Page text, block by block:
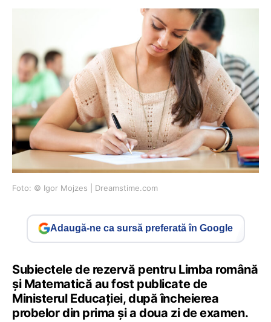
Foto: © Igor Mojzes | Dreamstime.com
Adaugă-ne ca sursă preferată în Google
Subiectele de rezervă pentru Limba română
și Matematică au fost publicate de
Ministerul Educației, după încheierea
probelor din prima și a doua zi de examen.